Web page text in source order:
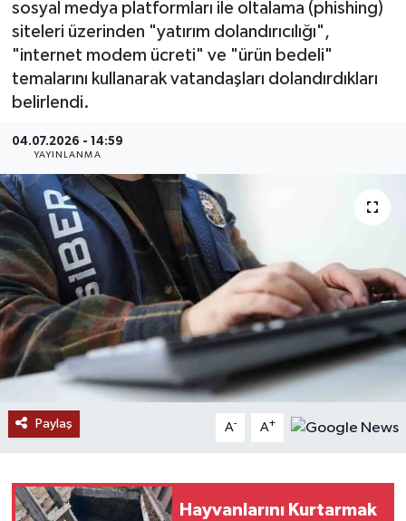
sosyal medya platformları ile oltalama (phishing)
siteleri üzerinden "yatırım dolandırıcılığı",
"internet modem ücreti" ve "ürün bedeli"
temalarını kullanarak vatandaşları dolandırdıkları
belirlendi.
04.07.2026 - 14:59
YAYINLANMA
Paylaş A- A+
Hayvanlarını Kurtarmak
MAGAZİN
ÖZEL HABER
SAĞLIK
SİYASET
SOSYAL YARDIMLAR
SPONSORLU YAZI
SPOR
TEKNOLOJİ